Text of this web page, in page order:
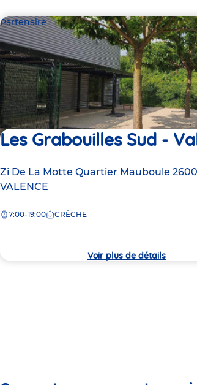
Partenaire
Les Grabouilles Sud -
Adresse
de
crèche
Zi De La Motte Quartier Mauboule
VALENCE
7:00-19:00 CRÈCHE
Voir plus de détails